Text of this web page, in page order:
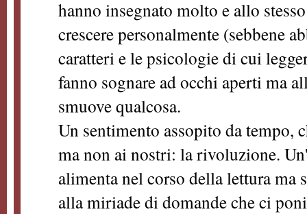
hanno insegnato molto e allo
crescere personalmente
caratteri e le psicologie di cui
fanno sognare ad occhi aperti ma
smuove qualcosa.
Un sentimento assopito da tempo,
ma non ai nostri: la rivoluzione.
alimenta nel corso della lettura ma
alla miriade di domande che ci